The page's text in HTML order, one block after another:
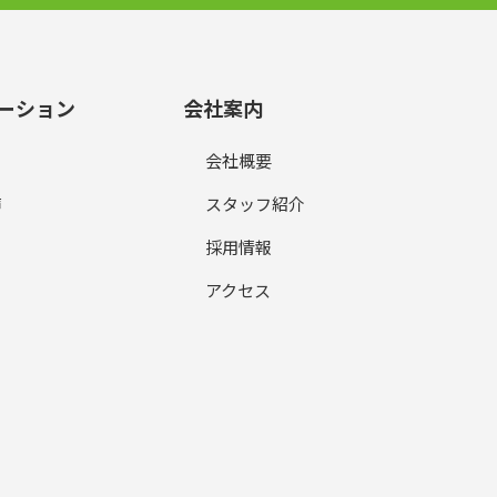
ション 会社案内
会社概要
スタッフ紹介
採用情報
アクセス